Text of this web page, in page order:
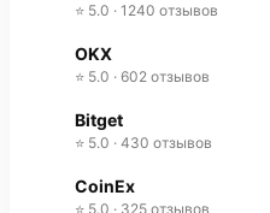
⭐ 5.0 · 1240 отзывов
OKX
⭐ 5.0 · 602 отзывов
Bitget
⭐ 5.0 · 430 отзывов
CoinEx
⭐ 5.0 · 325 отзывов